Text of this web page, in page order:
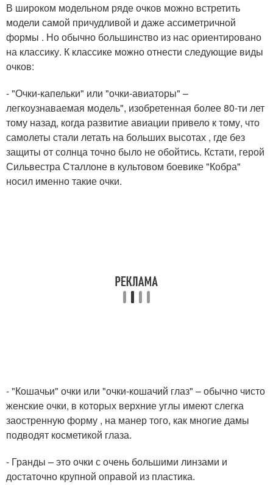
В широком модельном ряде очков можно встретить
модели самой причудливой и даже ассиметричной
формы . Но обычно большинство из нас ориентировано
на классику. К классике можно отнести следующие виды
очков:
- "Очки-капельки" или "очки-авиаторы" –
легкоузнаваемая модель", изобретенная более 80-ти лет
тому назад, когда развитие авиации привело к тому, что
самолеты стали летать на больших высотах , где без
защиты от солнца точно было не обойтись. Кстати, герой
Сильвестра Сталлоне в культовом боевике "Кобра"
носил именно такие очки.
- "Кошачьи" очки или "очки-кошачий глаз" – обычно чисто
женские очки, в которых верхние углы имеют слегка
заостренную форму , на манер того, как многие дамы
подводят косметикой глаза.
- Гранды – это очки с очень большими линзами и
достаточно крупной оправой из пластика.